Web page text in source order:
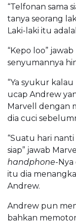
“Telfonan sama
tanya seorang
Laki-laki itu
“Kepo loo”
senyumannya
“Ya syukur
ucap Andrew
Marvell dengan
dia cuci
“Suatu hari
siap” jawab
handphone-
itu dia
Andrew.
Andrew pun
bahkan